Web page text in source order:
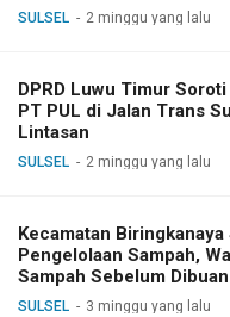
SULSEL 2 minggu yang lalu
DPRD Luwu Timur
PT PUL di Jalan Trans
Lintasan
SULSEL 2 minggu yang lalu
Kecamatan
Pengelolaan Sampah,
Sampah Sebelum
SULSEL 3 minggu yang lalu